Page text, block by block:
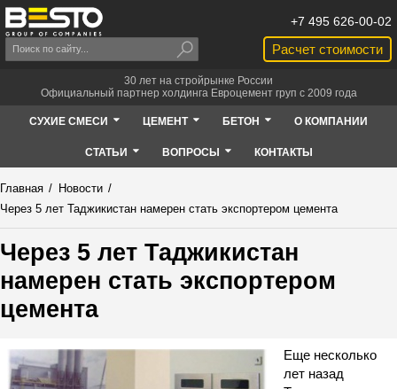
Расчет стоимости
+7 495 626-00-02
30 лет на стройрынке России
Официальный партнер холдинга Евроцемент груп с 2009 года
СУХИЕ СМЕСИ ЦЕМЕНТ БЕТОН О КОМПАНИИ
СТАТЬИ ВОПРОСЫ КОНТАКТЫ
Главная / Новости /
Через 5 лет Таджикистан намерен стать экспортером цемента
Через 5 лет Таджикистан
намерен стать экспортером
цемента
Еще несколько
лет назад